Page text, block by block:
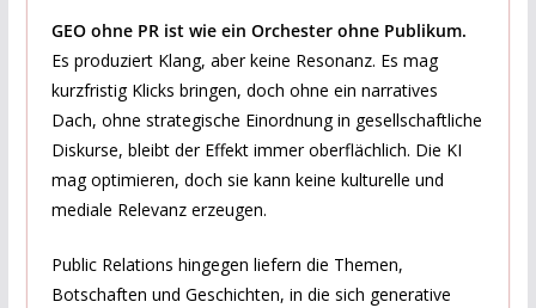
GEO ohne PR ist wie ein Orchester ohne Publikum.
Es produziert Klang, aber keine Resonanz. Es mag
kurzfristig Klicks bringen, doch ohne ein narratives
Dach, ohne strategische Einordnung in gesellschaftliche
Diskurse, bleibt der Effekt immer oberflächlich. Die KI
mag optimieren, doch sie kann keine kulturelle und
mediale Relevanz erzeugen.
Public Relations hingegen liefern die Themen,
Botschaften und Geschichten, in die sich generative